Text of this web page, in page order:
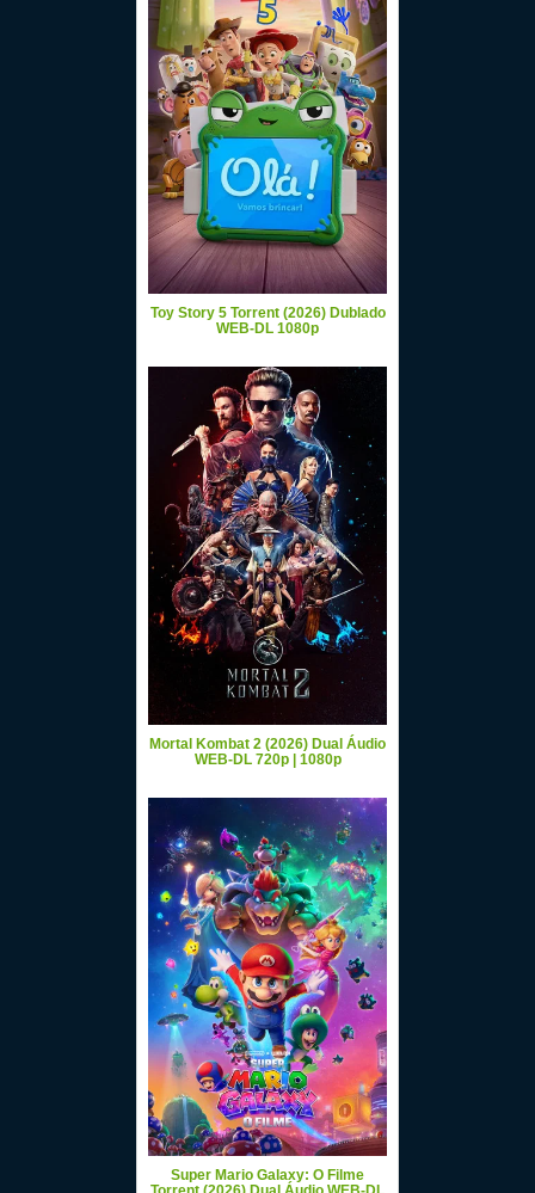
Toy Story 5 Torrent (2026) Dublado
WEB-DL 1080p
Mortal Kombat 2 (2026) Dual Áudio
WEB-DL 720p | 1080p
Super Mario Galaxy: O Filme